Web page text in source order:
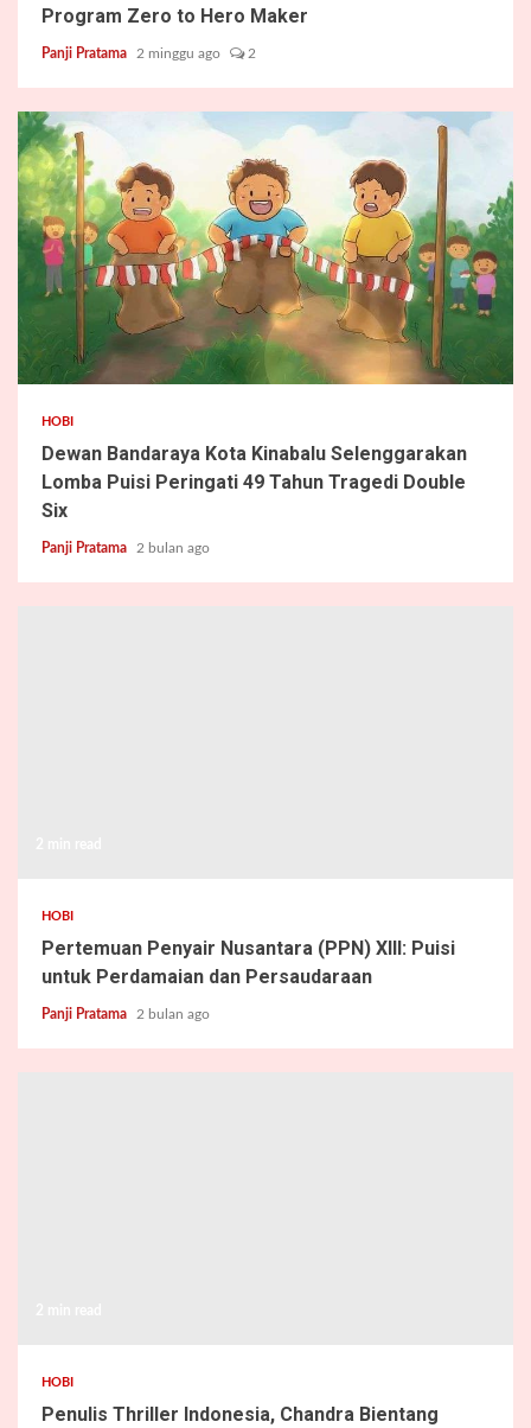
Program Zero to Hero Maker
Panji Pratama 2 minggu ago 2
2 min read
HOBI
Dewan Bandaraya Kota Kinabalu Selenggarakan
Lomba Puisi Peringati 49 Tahun Tragedi Double
Six
Panji Pratama 2 bulan ago
HOBI
Pertemuan Penyair Nusantara (PPN) XIII: Puisi
untuk Perdamaian dan Persaudaraan
Panji Pratama 2 bulan ago
HOBI
Penulis Thriller Indonesia, Chandra Bientang